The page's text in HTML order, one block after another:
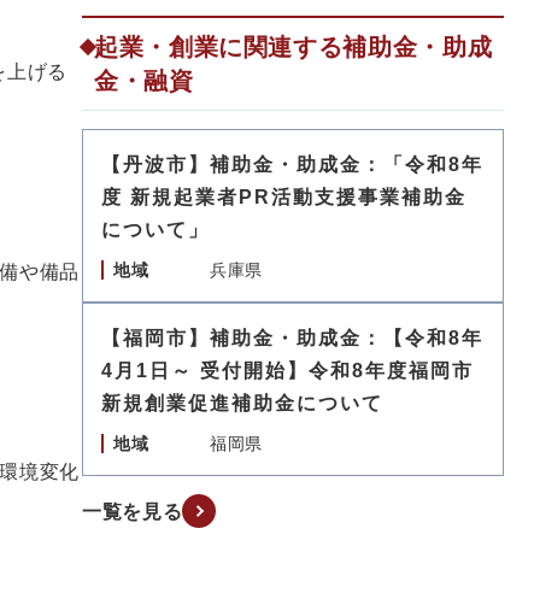
げる
や備品
境変化
起業・創業に関連する補助金・助成
金・融資
【丹波市】補助金・助成金：「令和8年
度 新規起業者PR活動支援事業補助金
について」
地域 兵庫県
【福岡市】補助金・助成金：【令和8年
4月1日～ 受付開始】令和8年度福岡市
新規創業促進補助金について
地域 福岡県
一覧を見る